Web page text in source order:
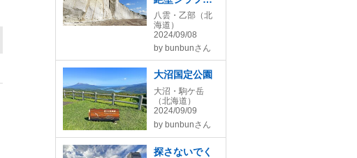
ラ 館の岬
くぐり岩
八雲・乙部（北
海道）
2024/09/08
by bunbunさん
大沼国定公園
大沼・駒ケ岳
（北海道）
2024/09/09
by bunbunさん
探さないでく